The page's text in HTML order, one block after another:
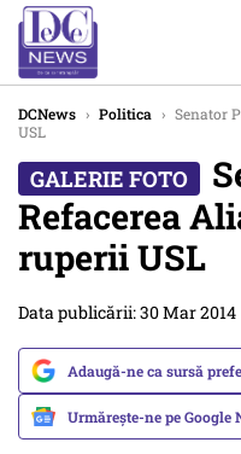
DCNews › Politica › Senator
USL
Refacerea
ruperii USL
Data publicării: 30 Mar 2014
Adaugă-ne ca sursă
Urmărește-ne pe Google